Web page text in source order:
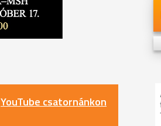
YouTube csatornánkon